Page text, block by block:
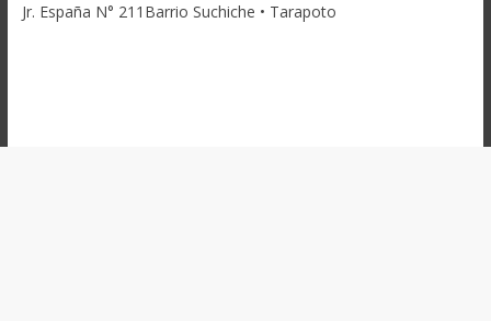
Jr. España N° 211Barrio Suchiche • Tarapoto